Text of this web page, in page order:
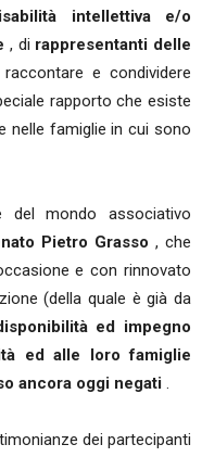
intellettiva e/o
, di rappresentanti delle
raccontare e condividere
rapporto che esiste
nelle famiglie in cui sono
del mondo associativo
Pietro Grasso , che
e con rinnovato
(della quale è già da
ed impegno
ed alle loro famiglie
ancora oggi negati .
dei partecipanti